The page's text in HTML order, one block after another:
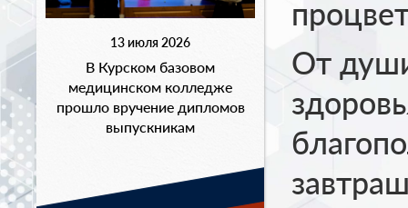
13 июля 2026
В Курском базовом
медицинском колледже
прошло вручение дипломов
выпускникам
От